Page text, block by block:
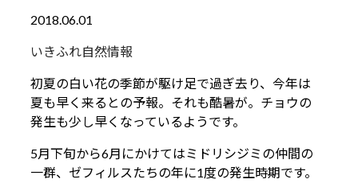
2018.06.01
いきふれ自然情報
初夏の白い花の季節が駆け足で過ぎ去り、今年は
夏も早く来るとの予報。それも酷暑が。チョウの
発生も少し早くなっているようです。
5月下旬から6月にかけてはミドリシジミの仲間の
一群、ゼフィルスたちの年に1度の発生時期です。